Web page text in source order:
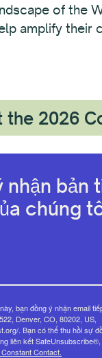
of the
amplify their
the 2026
nhận bản
chúng
bạn đồng ý nhận email
Denver, CO, 80202, US,
. Bạn có thể thu hồi sự
liên kết SafeUnsubscribe®,
Contact.